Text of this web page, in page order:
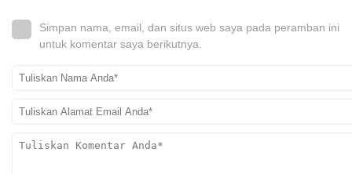
Simpan nama, email, dan situs web saya pada peramban ini
untuk komentar saya berikutnya.